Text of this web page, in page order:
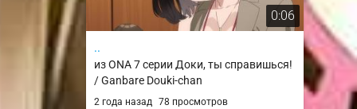
0:06
..
из ONA 7 серии Доки, ты справишься!
/ Ganbare Douki-chan
2 года назад 78 просмотров